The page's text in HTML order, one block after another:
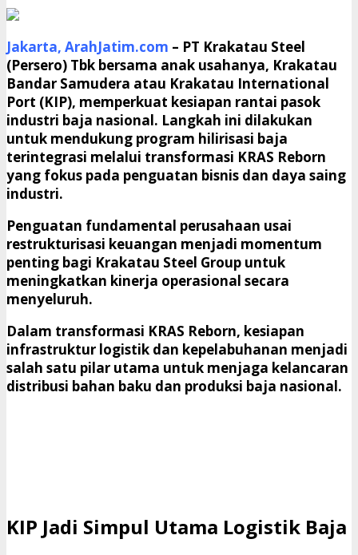
Jakarta, ArahJatim.com – PT Krakatau Steel
(Persero) Tbk bersama anak usahanya, Krakatau
Bandar Samudera atau Krakatau International
Port (KIP), memperkuat kesiapan rantai pasok
industri baja nasional. Langkah ini dilakukan
untuk mendukung program hilirisasi baja
terintegrasi melalui transformasi KRAS Reborn
yang fokus pada penguatan bisnis dan daya saing
industri.
Penguatan fundamental perusahaan usai
restrukturisasi keuangan menjadi momentum
penting bagi Krakatau Steel Group untuk
meningkatkan kinerja operasional secara
menyeluruh.
Dalam transformasi KRAS Reborn, kesiapan
infrastruktur logistik dan kepelabuhanan menjadi
salah satu pilar utama untuk menjaga kelancaran
distribusi bahan baku dan produksi baja nasional.
KIP Jadi Simpul Utama Logistik Baja